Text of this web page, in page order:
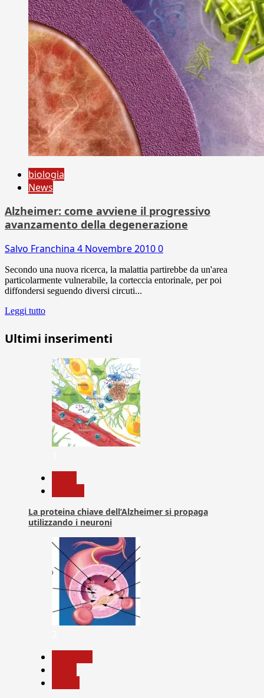
biologia
News
Alzheimer: come avviene il progressivo
avanzamento della degenerazione
Salvo Franchina 4 Novembre 20100
Secondo una nuova ricerca, la malattia partirebbe da un'area
particolarmente vulnerabile, la corteccia entorinale, per poi
diffondersi seguendo diversi circuti...
Leggi tutto
Ultimi inserimenti
La proteina chiave dell’Alzheimer si propaga
utilizzando i neuroni